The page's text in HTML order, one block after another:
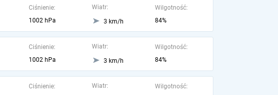
Ciśnienie:
1002 hPa
Wiatr:
3 km/h
Wilgotność:
84%
Ciśnienie:
1002 hPa
Wiatr:
3 km/h
Wilgotność:
84%
Ciśnienie:
Wiatr:
Wilgotność: